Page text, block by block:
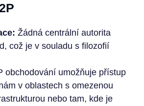
Žádná centrální autorita
což je v souladu s filozofií
obchodování umožňuje přístup
v oblastech s omezenou
nebo tam, kde je